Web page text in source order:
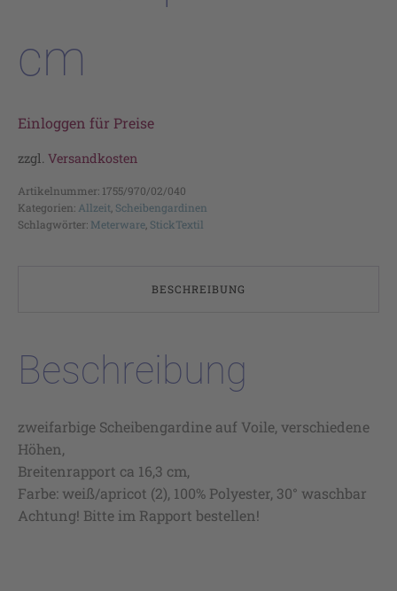
cm
Einloggen für Preise
zzgl. Versandkosten
Artikelnummer: 1755/970/02/040
Kategorien: Allzeit Scheibengardinen
Schlagwörter: Meterware StickTextil
BESCHREIBUNG
Beschreibung
zweifarbige Scheibengardine auf Voile, verschiedene
Höhen,
Breitenrapport ca 16,3 cm,
Farbe: weiß/apricot (2), 100% Polyester, 30° waschbar
Achtung! Bitte im Rapport bestellen!